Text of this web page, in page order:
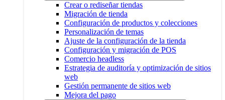
Crear o rediseñar tiendas
Migración de tienda
Configuración de productos y colecciones
Personalización de temas
Ajuste de la configuración de la tienda
Configuración y migración de POS
Comercio headless
Estrategia de auditoría y optimización de sitios
web
Gestión permanente de sitios web
Mejora del pago